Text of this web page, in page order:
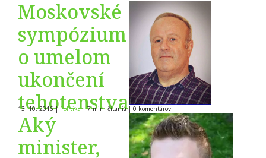
Moskovské
sympózium
o umelom
ukončení
tehotenstva
13. 10. 2016| Politika |7 min. čítania| 0 komentárov
Aký
minister,